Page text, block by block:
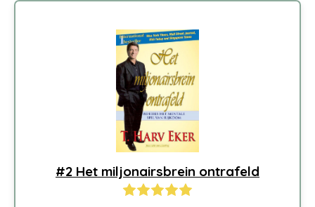
#2 Het miljonairsbrein ontrafeld